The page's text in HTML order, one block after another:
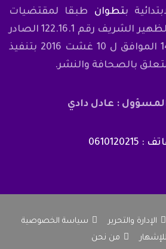
بتطوان طبقا لمقتضيات
المادتين 16 و 21 من الظهير الشريف رقم 122.16.1 الصادر
في 6 ذي القعدة 1437 الموافق ل 10 غشت 2016 بتنفيذ
: عادل دادي
0610120215
الإدارة والتحرير
سياسة الخصوصية
للإشهار
من نحن